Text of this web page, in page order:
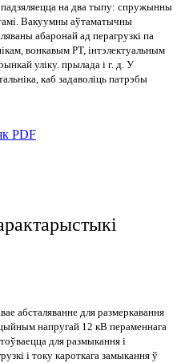
на два тыпу: спружынны
Вакуумны аўтаматычны
абаронай ад перагрузкі па
вонкавым PT, інтэлектуальным
уліку. прылада і г. д. У
каб задаволіць патрэбы
PDF
абсталяванне для размеркавання
напругай 12 кВ пераменнага
для размыкання і
і току кароткага замыкання ў